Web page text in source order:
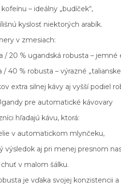
– ideálny „budíček“,
kyslosť niektorých arabík.
v zmesiach:
/ 20 % ugandská robusta –
/ 40 % robusta – výrazné
extra silnej kávy aj vyšší podiel
pre automatické kávovary
hľadajú kávu, ktorá:
v automatickom mlynčeku,
výsledok aj pri menej presnom
v malom šálku.
je vďaka svojej konzistencii